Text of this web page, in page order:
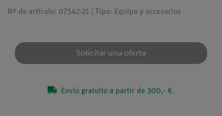
Nº de artículo: 07542-21 | Tipo: Equipo y accesorios
Solicitar una oferta
Envío gratuito a partir de 300,- €.